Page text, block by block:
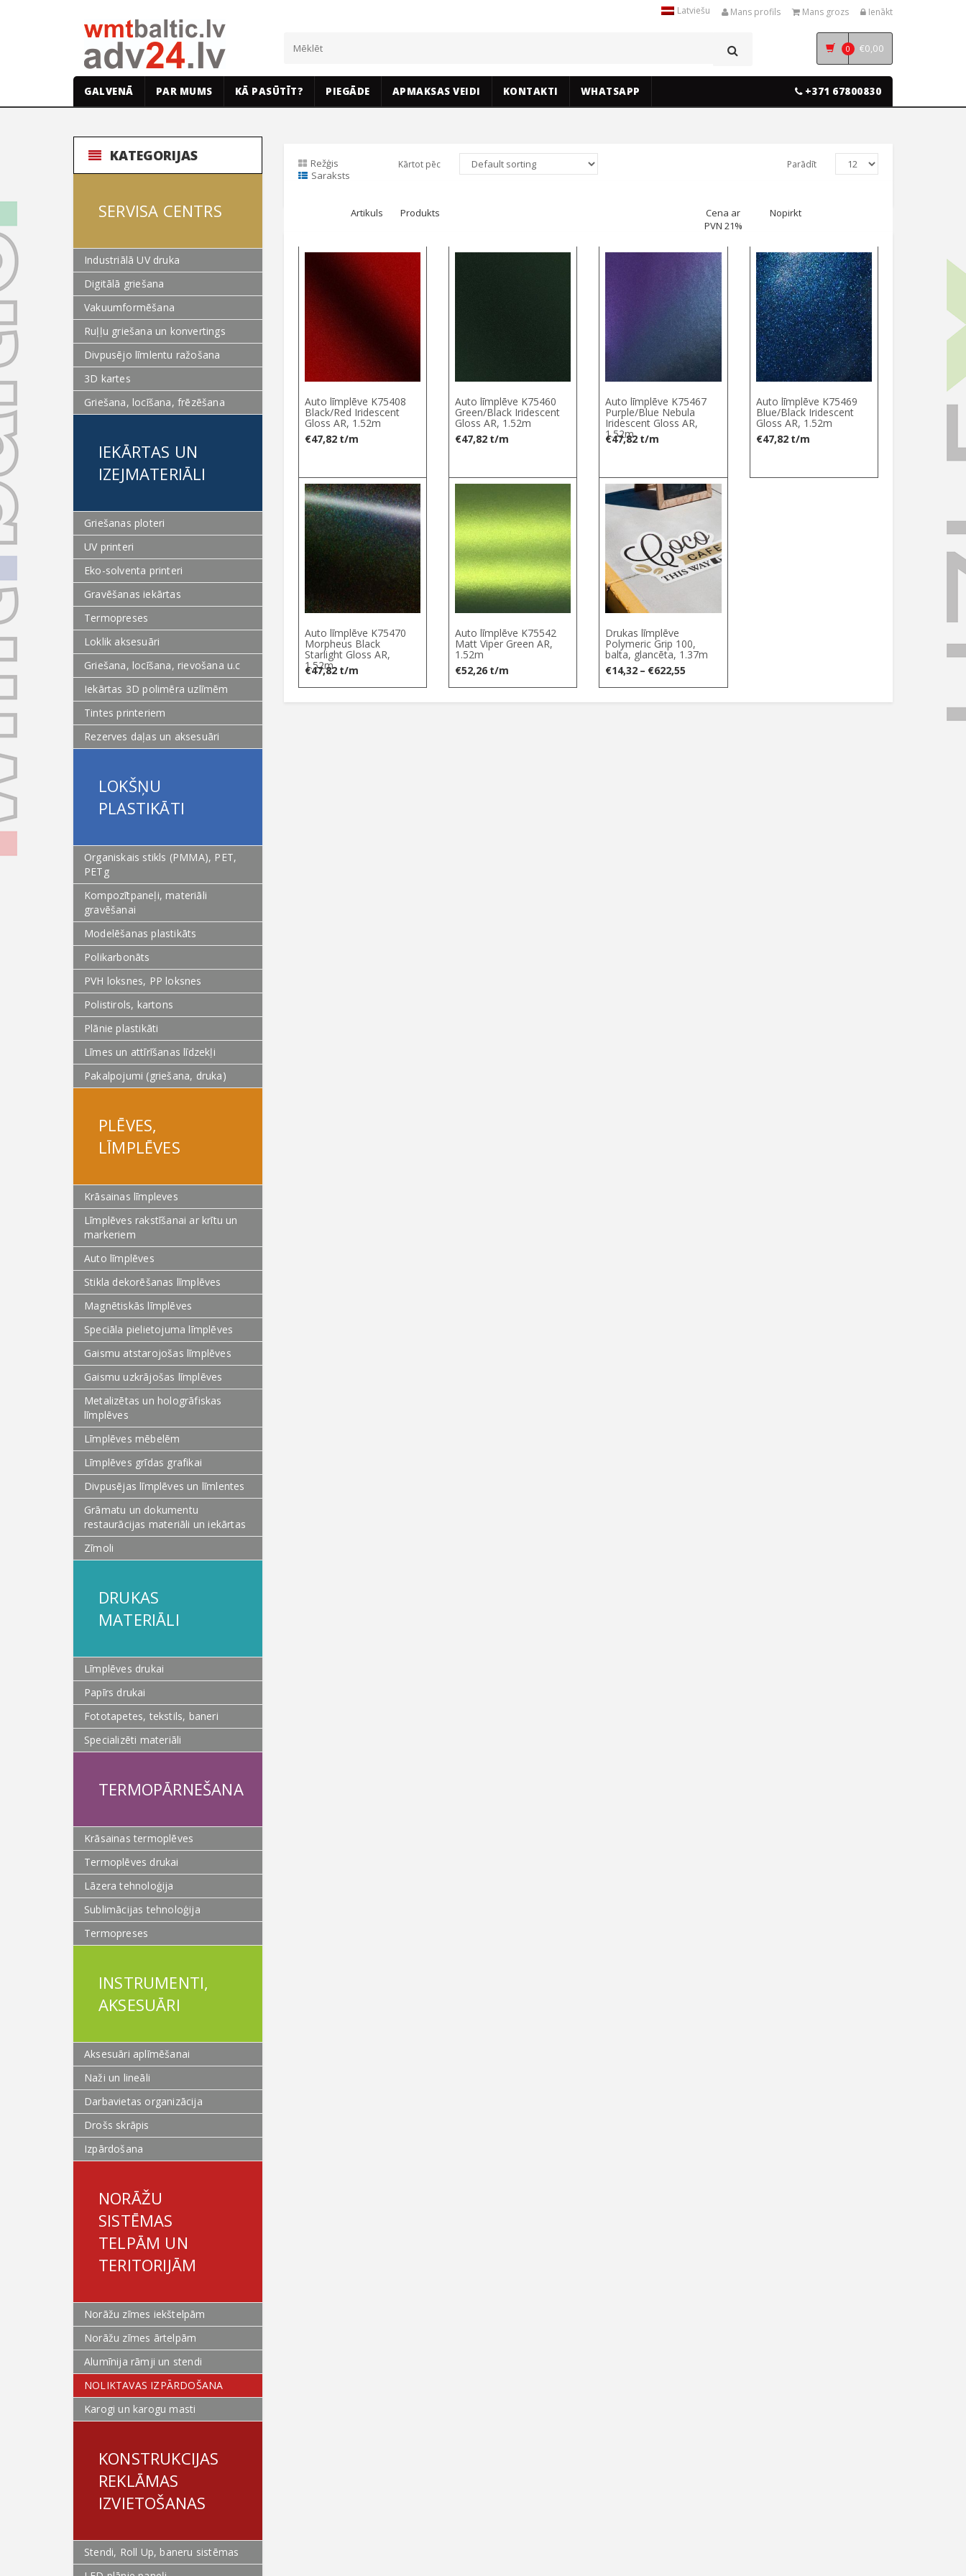
Latviešu Mans profils Mans grozs Ienākt
0 €0,00
GALVENĀ PAR MUMS KĀ PASŪTĪT? PIEGĀDE APMAKSAS VEIDI KONTAKTI WHATSAPP +371 67800830
KATEGORIJAS
SERVISA CENTRS
Industriālā UV druka
Digitālā griešana
Vakuumformēšana
Ruļļu griešana un konvertings
Divpusējo līmlentu ražošana
3D kartes
Griešana, locīšana, frēzēšana
IEKĀRTAS UN
IZEJMATERIĀLI
Griešanas ploteri
UV printeri
Eko-solventa printeri
Gravēšanas iekārtas
Termopreses
Loklik aksesuāri
Griešana, locīšana, rievošana u.c
Iekārtas 3D polimēra uzlīmēm
Tintes printeriem
Rezerves daļas un aksesuāri
LOKŠŅU
PLASTIKĀTI
Organiskais stikls (PMMA), PET,
PETg
Kompozītpaneļi, materiāli
gravēšanai
Modelēšanas plastikāts
Polikarbonāts
PVH loksnes, PP loksnes
Polistirols, kartons
Plānie plastikāti
Līmes un attīrīšanas līdzekļi
Pakalpojumi (griešana, druka)
PLĒVES,
LĪMPLĒVES
Krāsainas līmpleves
Līmplēves rakstīšanai ar krītu un
markeriem
Auto līmplēves
Stikla dekorēšanas līmplēves
Magnētiskās līmplēves
Speciāla pielietojuma līmplēves
Gaismu atstarojošas līmplēves
Gaismu uzkrājošas līmplēves
Metalizētas un hologrāfiskas
līmplēves
Līmplēves mēbelēm
Līmplēves grīdas grafikai
Divpusējas līmplēves un līmlentes
Grāmatu un dokumentu
restaurācijas materiāli un iekārtas
Zīmoli
DRUKAS
MATERIĀLI
Līmplēves drukai
Papīrs drukai
Fototapetes, tekstils, baneri
Specializēti materiāli
TERMOPĀRNEŠANA
Krāsainas termoplēves
Termoplēves drukai
Lāzera tehnoloģija
Sublimācijas tehnoloģija
Termopreses
INSTRUMENTI,
AKSESUĀRI
Aksesuāri aplīmēšanai
Naži un lineāli
Darbavietas organizācija
Drošs skrāpis
Izpārdošana
NORĀŽU
SISTĒMAS
TELPĀM UN
TERITORIJĀM
Norāžu zīmes iekštelpām
Norāžu zīmes ārtelpām
Alumīnija rāmji un stendi
NOLIKTAVAS IZPĀRDOŠANA
Karogi un karogu masti
KONSTRUKCIJAS
REKLĀMAS
IZVIETOŠANAS
Stendi, Roll Up, baneru sistēmas
Režģis
Saraksts
Kārtot pēc Parādīt
Artikuls Produkts
Cena ar
PVN 21%
Nopirkt
Auto līmplēve K75408
Black/Red Iridescent
Gloss AR, 1.52m
€47,82 t/m
Auto līmplēve K75460
Green/Black Iridescent
Gloss AR, 1.52m
€47,82 t/m
Auto līmplēve K75467
Purple/Blue Nebula
Iridescent Gloss AR,
1.52m
€47,82 t/m
Auto līmplēve K75469
Blue/Black Iridescent
Gloss AR, 1.52m
€47,82 t/m
Auto līmplēve K75470
Morpheus Black
Starlight Gloss AR,
1.52m
€47,82 t/m
Auto līmplēve K75542
Matt Viper Green AR,
1.52m
€52,26 t/m
Drukas līmplēve
Polymeric Grip 100,
balta, glancēta, 1.37m
€14,32 – €622,55
range:
Select options